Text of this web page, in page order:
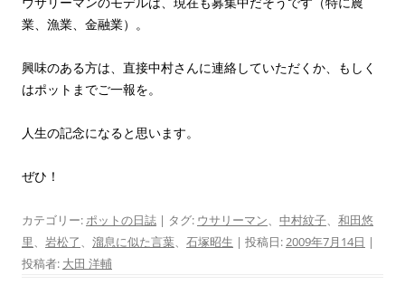
業、漁業、金融業）。
興味のある方は、直接中村さんに連絡していただくか、もしく
はポットまでご一報を。
人生の記念になると思います。
ぜひ！
カテゴリー:ポットの日誌 | タグ: ウサリーマン、 中村紋子、 和田悠
里、 岩松了、 溜息に似た言葉、 石塚昭生 | 投稿日:2009年7月14日 |
投稿者: 大田 洋輔